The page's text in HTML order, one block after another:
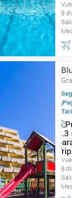
9
8